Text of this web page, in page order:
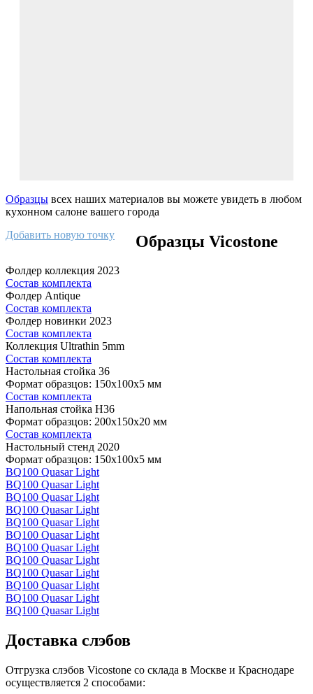
Образцы всех наших материалов вы можете увидеть в любом
кухонном салоне вашего города
Добавить новую точку
Образцы Vicostone
Фолдер коллекция 2023
Состав комплекта
Фолдер Antique
Состав комплекта
Фолдер новинки 2023
Состав комплекта
Коллекция Ultrathin 5mm
Состав комплекта
Настольная стойка 36
Формат образцов: 150x100x5 мм
Состав комплекта
Напольная стойка H36
Формат образцов: 200x150x20 мм
Состав комплекта
Настольный стенд 2020
Формат образцов: 150x100x5 мм
BQ100 Quasar Light
BQ100 Quasar Light
BQ100 Quasar Light
BQ100 Quasar Light
BQ100 Quasar Light
BQ100 Quasar Light
BQ100 Quasar Light
BQ100 Quasar Light
BQ100 Quasar Light
BQ100 Quasar Light
BQ100 Quasar Light
BQ100 Quasar Light
Доставка слэбов
Отгрузка слэбов Vicostone со склада в Москве и Краснодаре
осуществляется 2 способами: